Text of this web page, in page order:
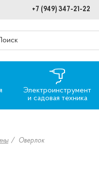
+7 (949) 347-21-22
Электроинструмент
и садовая техника
Оверлок